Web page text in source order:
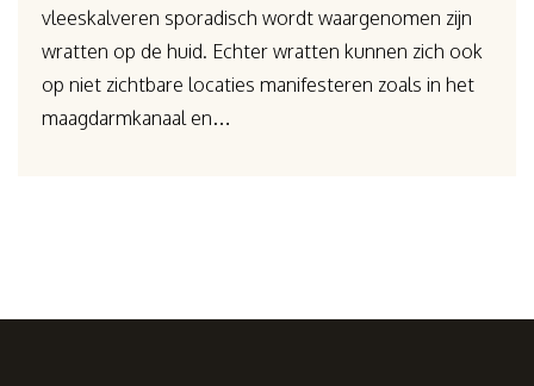
vleeskalveren sporadisch wordt waargenomen zijn
wratten op de huid. Echter wratten kunnen zich ook
op niet zichtbare locaties manifesteren zoals in het
maagdarmkanaal en…